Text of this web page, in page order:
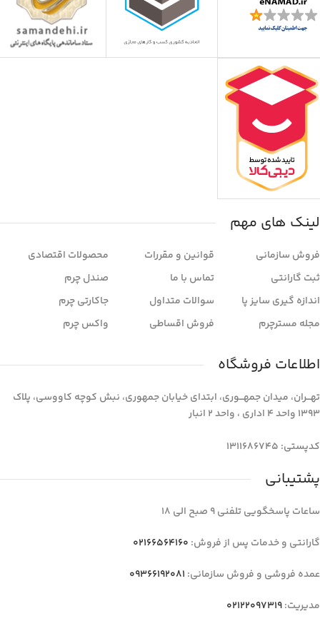
لینک های مهم
فروش سازمانی
ثبت گارانتی
اندازه گیری سایز پا
مجله مسترچرم
قوانین و مقررات
تماس با ما
سوالات متداول
فروش اقساطی
محصولات اقتصادی
صندل چرم
جاکارتی چرم
واکس چرم
اطلاعات فروشگاه
تهـــران، میدان جمهـــوری، ابتدای خیابان جمهوری، نبش کوچه کاووسی، پلاک
1393 واحد 4 اداری ، واحد 2 انبار
کدپستی: 1311686745
پشتیبانی
ساعات پاسخگویی تلفنی 9 صبح الی 18
گارانتی و خدمات پس از فروش: 02166564160
عمده فروشی و فروش سازمانی: 09366192081
مدیریت:02122097319